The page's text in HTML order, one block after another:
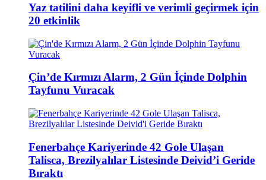
Yaz tatilini daha keyifli ve verimli geçirmek için
20 etkinlik
Çin’de Kırmızı Alarm, 2 Gün İçinde Dolphin
Tayfunu Vuracak
Fenerbahçe Kariyerinde 42 Gole Ulaşan
Talisca, Brezilyalılar Listesinde Deivid’i Geride
Bıraktı